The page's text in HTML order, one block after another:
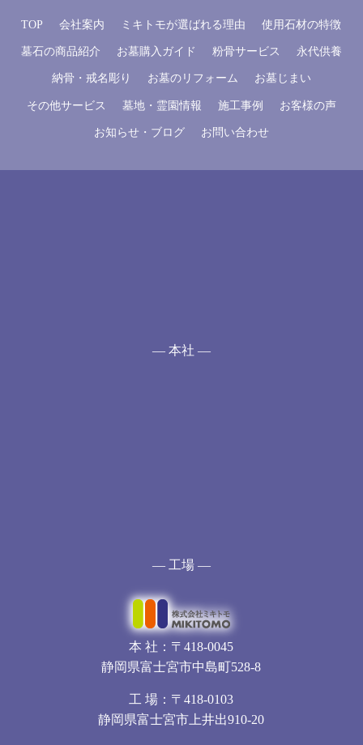
TOP 会社案内 ミキトモが選ばれる理由 使用石材の特徴
墓石の商品紹介 お墓購入ガイド 粉骨サービス 永代供養
納骨・戒名彫り お墓のリフォーム お墓じまい
その他サービス 墓地・霊園情報 施工事例 お客様の声
お知らせ・ブログ お問い合わせ
— 本社 —
— 工場 —
本 社：〒418-0045
静岡県富士宮市中島町528-8
工 場：〒418-0103
静岡県富士宮市上井出910-20